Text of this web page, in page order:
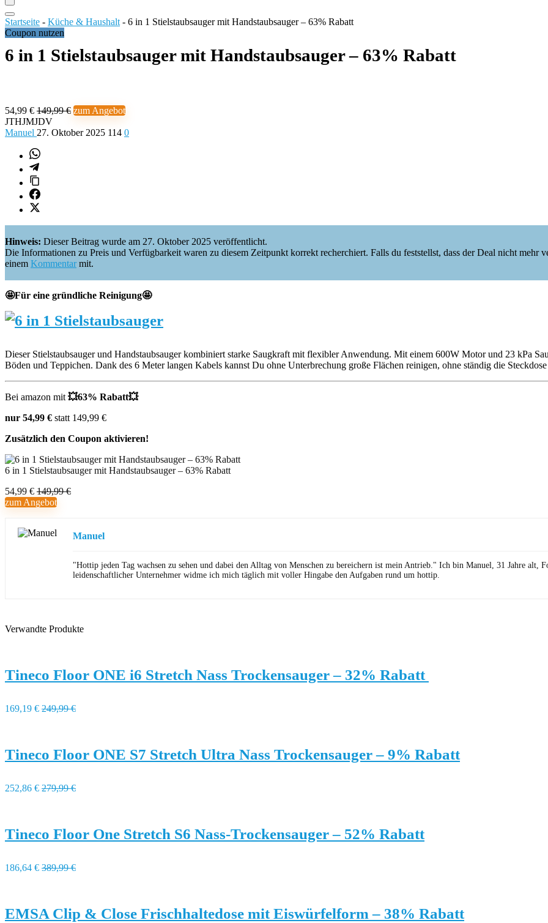
Startseite - Küche & Haushalt - 6 in 1 Stielstaubsauger mit Handstaubsauger – 63% Rabatt
Coupon nutzen
6 in 1 Stielstaubsauger mit Handstaubsauger – 63% Rabatt
54,99 € 149,99 € zum Angebot
JTHJMJDV
Manuel 27. Oktober 2025 114 0
Hinweis: Dieser Beitrag wurde am 27. Oktober 2025 veröffentlicht.
Die Informationen zu Preis und Verfügbarkeit waren zu diesem Zeitpunkt korrekt recherchiert. Falls du feststellst, dass der Deal nicht mehr
einem Kommentarmit.
🤩Für eine gründliche Reinigung🤩
Dieser Stielstaubsauger und Handstaubsauger kombiniert starke Saugkraft mit flexibler Anwendung. Mit einem 600W Motor und 23 kPa
Böden und Teppichen. Dank des 6 Meter langen Kabels kannst Du ohne Unterbrechung große Flächen reinigen, ohne ständig die
Bei amazon mit 💥63% Rabatt💥
nur 54,99 € statt 149,99 €
Zusätzlich den Coupon aktivieren!
6 in 1 Stielstaubsauger mit Handstaubsauger – 63% Rabatt
54,99 € 149,99 €
zum Angebot
Manuel
"Hottip jeden Tag wachsen zu sehen und dabei den Alltag von Menschen zu bereichern ist mein Antrieb." Ich bin Manuel, 31 Jahre
leidenschaftlicher Unternehmer widme ich mich täglich mit voller Hingabe den Aufgaben rund um hottip.
Verwandte Produkte
Tineco Floor ONE i6 Stretch Nass Trockensauger – 32% Rabatt
169,19 € 249,99 €
Tineco Floor ONE S7 Stretch Ultra Nass Trockensauger – 9% Rabatt
252,86 € 279,99 €
Tineco Floor One Stretch S6 Nass-Trockensauger – 52% Rabatt
186,64 € 389,99 €
EMSA Clip & Close Frischhaltedose mit Eiswürfelform – 38% Rabatt